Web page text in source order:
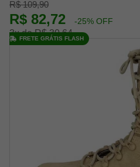
R$ 109,90
R$ 82,72 -25% OFF
3x de R$ 30,64
FRETE GRÁTIS FLASH